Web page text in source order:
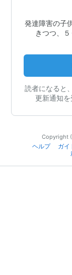
発達障害の子
きつつ、
読者になると
更新通知を
Copyright
ヘルプ
ガイ